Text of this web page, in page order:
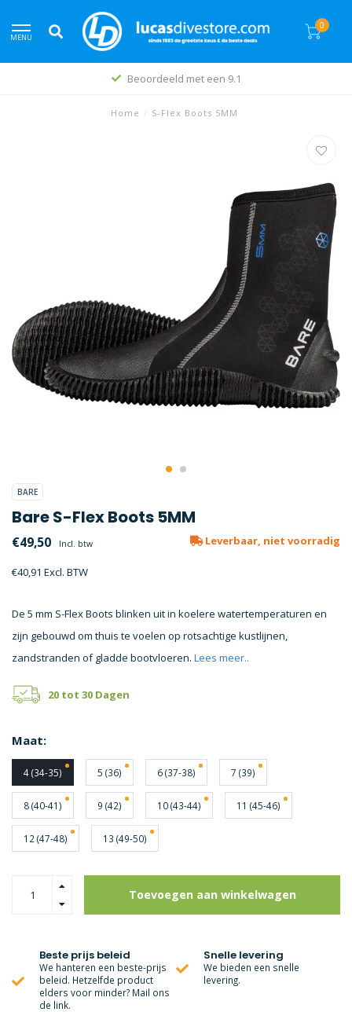
MENU
0
Beoordeeld met een 9.1
Home / S-Flex Boots 5MM
BARE
Bare S-Flex Boots 5MM
€49,50 Incl. btw
€40,91 Excl. BTW
Leverbaar, niet voorradig
De 5 mm S-Flex Boots blinken uit in koelere watertemperaturen en
zijn gebouwd om thuis te voelen op rotsachtige kustlijnen,
zandstranden of gladde bootvloeren. Lees meer..
20 tot 30 Dagen
Maat:
4 (34-35) 5 (36) 6 (37-38) 7 (39)
8 (40-41) 9 (42) 10 (43-44) 11 (45-46)
12 (47-48) 13 (49-50)
Toevoegen aan winkelwagen
Beste prijs beleid
We hanteren een beste-prijs
beleid. Hetzelfde product
elders voor minder? Mail ons
de link.
Snelle levering
We bieden een snelle
levering.